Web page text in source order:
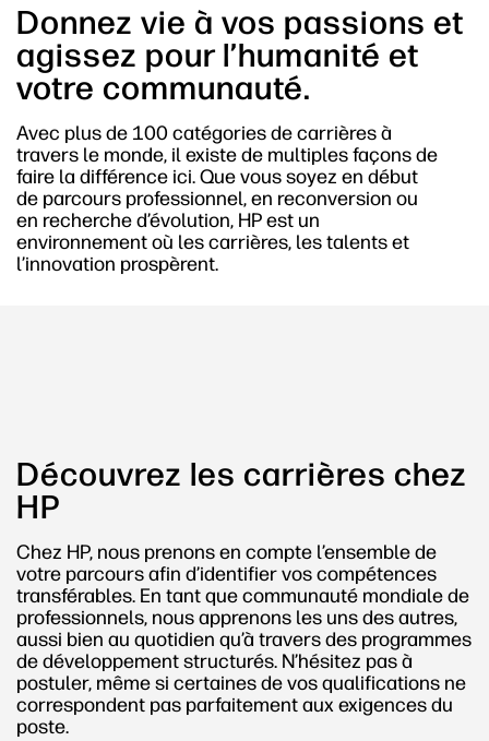
Donnez vie à vos passions et
agissez pour l’humanité et
votre communauté.
Avec plus de 100 catégories de carrières à
travers le monde, il existe de multiples façons de
faire la différence ici. Que vous soyez en début
de parcours professionnel, en reconversion ou
en recherche d’évolution, HP est un
environnement où les carrières, les talents et
l’innovation prospèrent.
Découvrez les carrières chez
HP
Chez HP, nous prenons en compte l’ensemble de
votre parcours afin d’identifier vos compétences
transférables. En tant que communauté mondiale de
professionnels, nous apprenons les uns des autres,
aussi bien au quotidien qu’à travers des programmes
de développement structurés. N’hésitez pas à
postuler, même si certaines de vos qualifications ne
correspondent pas parfaitement aux exigences du
poste.